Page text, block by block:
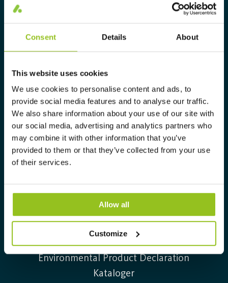
Consent Details About
This website uses cookies
We use cookies to personalise content and ads, to
provide social media features and to analyse our traffic.
We also share information about your use of our site with
our social media, advertising and analytics partners who
may combine it with other information that you’ve
provided to them or that they’ve collected from your use
of their services.
Allow all
Customize
Aura Light ble grunnlagt i 1930 under
navnet LUMA. Herfra har vi
videreutviklet vår ekspertise innen
høyteknologiske og bærekraftige
belysningsløsninger.
aura@auralight.no
Information
Sustainability Report 2025
Environmental Product Declaration
Kataloger